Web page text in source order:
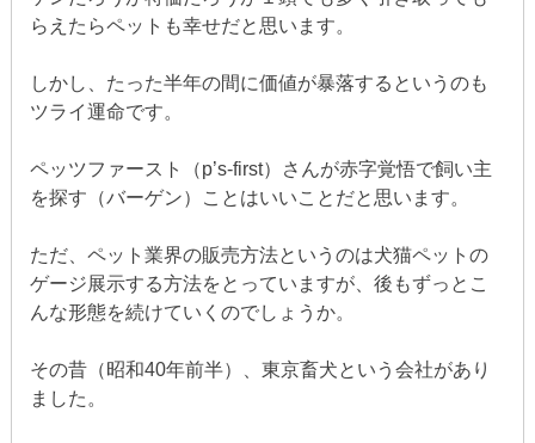
らえたらペットも幸せだと思います。
しかし、たった半年の間に価値が暴落するというのも
ツライ運命です。
ペッツファースト（p’s-first）さんが赤字覚悟で飼い主
を探す（バーゲン）ことはいいことだと思います。
ただ、ペット業界の販売方法というのは犬猫ペットの
ゲージ展示する方法をとっていますが、後もずっとこ
んな形態を続けていくのでしょうか。
その昔（昭和40年前半）、東京畜犬という会社があり
ました。